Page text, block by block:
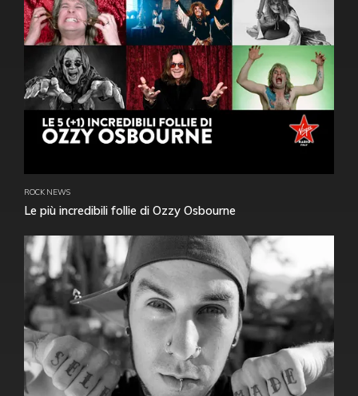
ROCK NEWS
Le più incredibili follie di Ozzy Osbourne